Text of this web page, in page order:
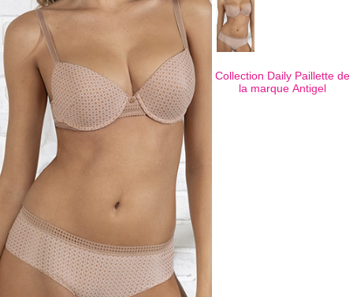
Collection Daily Paillette de
la marque Antigel